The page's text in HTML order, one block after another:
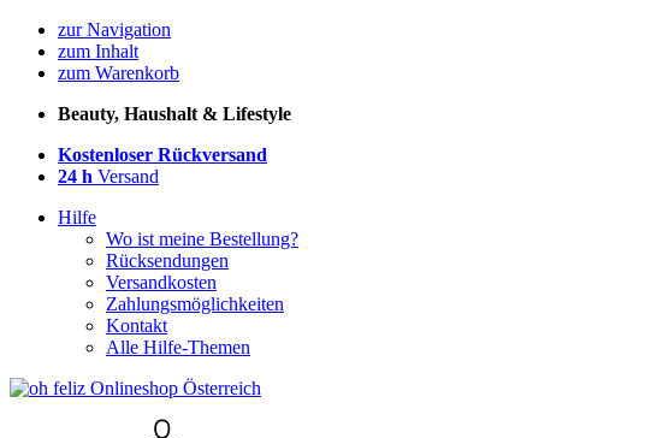
zur Navigation
zum Inhalt
zum Warenkorb
Beauty, Haushalt & Lifestyle
Kostenloser Rückversand
24 h Versand
Hilfe
Wo ist meine Bestellung?
Rücksendungen
Versandkosten
Zahlungsmöglichkeiten
Kontakt
Alle Hilfe-Themen